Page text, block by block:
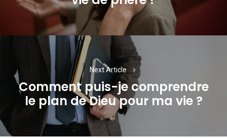
post:
Next Article
Next
post:
Comment puis-je comprendre
le plan de Dieu pour ma vie ?